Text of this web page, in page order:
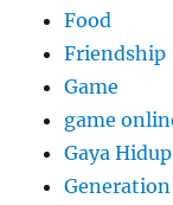
Food
Friendship
Game
game
Gaya Hidup
Generation